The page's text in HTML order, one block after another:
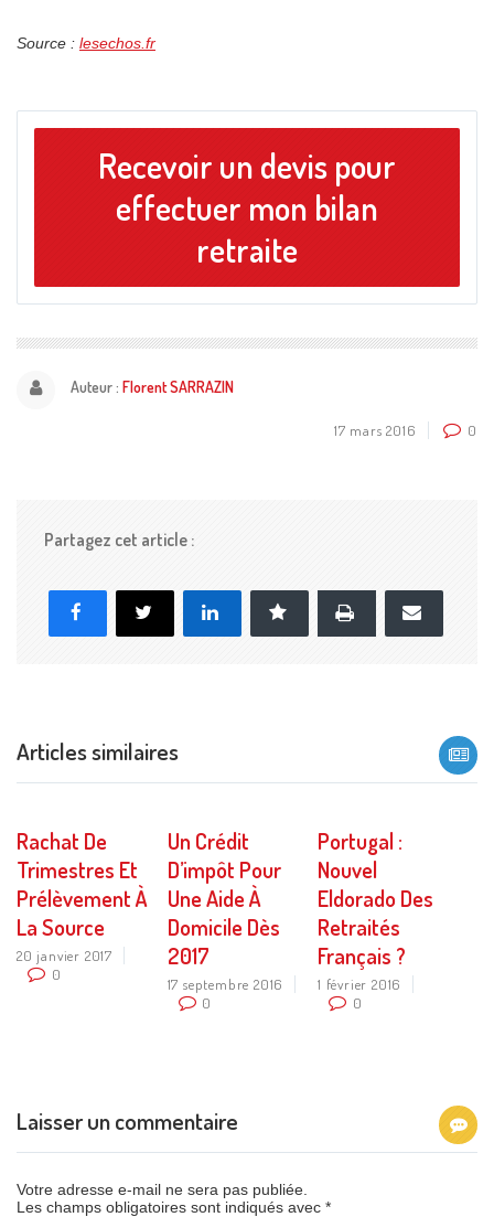
Source : lesechos.fr
Recevoir un devis pour
effectuer mon bilan
retraite
Auteur : Florent SARRAZIN
17 mars 2016 0
Partagez cet article :
Facebook LinkedIn Marque-page
Imprimer
mail
Articles similaires
Rachat De
Trimestres Et
Prélèvement À
La Source
20 janvier 2017
0
Un Crédit
D’impôt Pour
Une Aide À
Domicile Dès
2017
17 septembre 2016
0
Portugal :
Nouvel
Eldorado Des
Retraités
Français ?
1 février 2016
0
Laisser un commentaire
Votre adresse e-mail ne sera pas publiée.
Les champs obligatoires sont indiqués avec *